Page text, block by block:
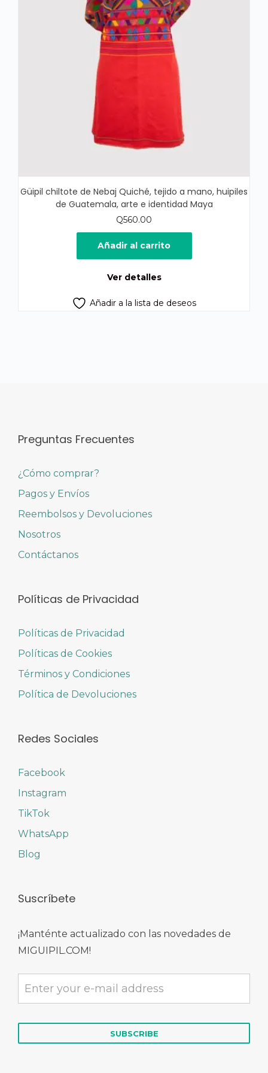
Güipil chiltote de Nebaj Quiché, tejido a mano, huipiles
de Guatemala, arte e identidad Maya
Q560.00
Añadir al carrito
Ver detalles
Añadir a la lista de deseos
Preguntas Frecuentes
¿Cómo comprar?
Pagos y Envíos
Reembolsos y Devoluciones
Nosotros
Contáctanos
Políticas de Privacidad
Políticas de Privacidad
Políticas de Cookies
Términos y Condiciones
Política de Devoluciones
Redes Sociales
Facebook
Instagram
TikTok
WhatsApp
Blog
Suscríbete
¡Manténte actualizado con las novedades de
MIGUIPIL.COM!